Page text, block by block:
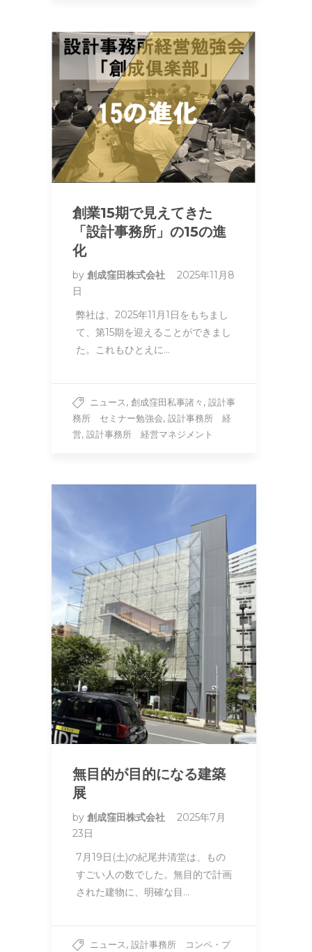
創業15期で見えてきた
「設計事務所」の15の進
化
by 創成窪田株式会社
2025年11月8
日
弊社は、2025年11月1日をもちまし
て、第15期を迎えることができまし
た。これもひとえに…
ニュース, 創成窪田私事諸々 , 設計事
務所 セミナー勉強会, 設計事務所 経
営, 設計事務所 経営マネジメント
無目的が目的になる建築
展
by 創成窪田株式会社
2025年7月
23日
7月19日(土)の紀尾井清堂は、もの
すごい人の数でした。無目的で計画
された建物に、明確な目…
ニュース, 設計事務所 コンペ・プ